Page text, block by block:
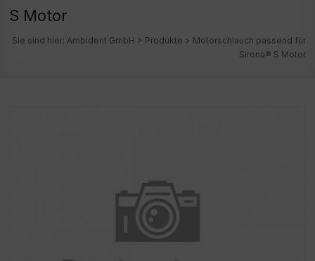
S Motor
Sie sind hier: Ambident GmbH > Produkte > Motorschlauch passend für
Sirona® S Motor